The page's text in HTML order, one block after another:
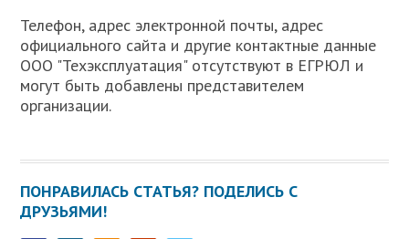
Телефон, адрес электронной почты, адрес
официального сайта и другие контактные данные
ООО "Техэксплуатация" отсутствуют в ЕГРЮЛ и
могут быть добавлены представителем
организации.
ПОНРАВИЛАСЬ СТАТЬЯ? ПОДЕЛИСЬ С
ДРУЗЬЯМИ!